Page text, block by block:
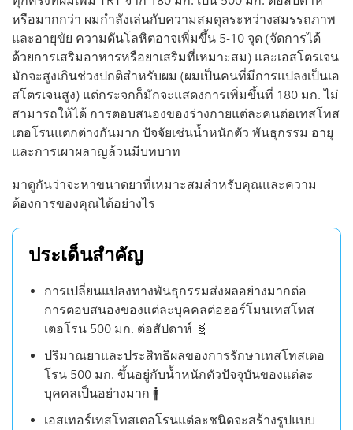
หรือมากกว่า ผมกำลังเล่นกับความสมดุลระหว่างสมรรถภาพ
และอายุขัย ความดันโลหิตอาจเพิ่มขึ้น 5-10 จุด (จัดการได้
ด้วยการเสริมอาหารหรือยาเสริมที่เหมาะสม) และเอสโตรเจน
มักจะสูงเกินช่วงปกติสำหรับผม (ผมเป็นคนที่มีการแปลงเป็นเอ
สโตรเจนสูง) แต่กระจกก็มักจะแสดงการเพิ่มขึ้นที่ 180 มก. ไม่
สามารถให้ได้ การตอบสนองของร่างกายแต่ละคนต่อเทสโทส
เตอโรนแตกต่างกันมาก ปัจจัยเช่นน้ำหนักตัว พันธุกรรม อายุ
และการเผาผลาญล้วนมีบทบาท
มาดูกันว่าจะหาขนาดยาที่เหมาะสมสำหรับคุณและความ
ต้องการของคุณได้อย่างไร
ประเด็นสำคัญ
การเปลี่ยนแปลงทางพันธุกรรมส่งผลอย่างมากต่อ
การตอบสนองของแต่ละบุคคลต่อฮอร์โมนเทสโทส
เตอโรน 500 มก. ต่อสัปดาห์ 🧬
ปริมาณยาและประสิทธิผลของการรักษาเทสโทสเตอ
โรน 500 มก. ขึ้นอยู่กับน้ำหนักตัวปัจจุบันของแต่ละ
บุคคลเป็นอย่างมาก 🚹
เอสเทอร์เทสโทสเตอโรนแต่ละชนิดจะสร้างรูปแบบ